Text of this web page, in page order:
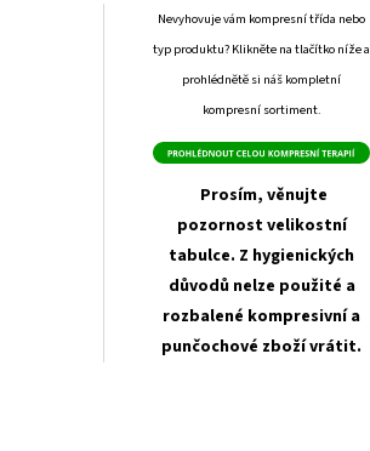
Nevyhovuje vám kompresní třída nebo
typ produktu? Klikněte na tlačítko níže a
prohlédnětě si náš kompletní
kompresní sortiment.
Prosím, věnujte
pozornost velikostní
tabulce. Z hygienických
důvodů nelze použité a
rozbalené kompresivní a
punčochové zboží vrátit.